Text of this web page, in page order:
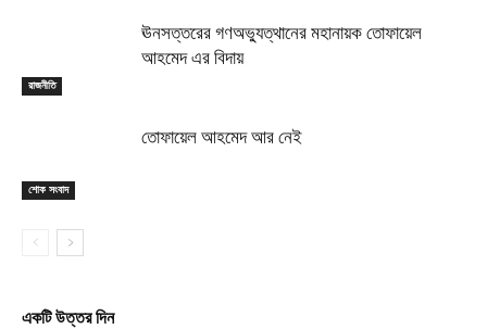
রাজনীতি
ঊনসত্তরের গণঅভ্যুত্থানের মহানায়ক তোফায়েল
আহমেদ এর বিদায়
শোক সংবাদ
তোফায়েল আহমেদ আর নেই
একটি উত্তর দিন